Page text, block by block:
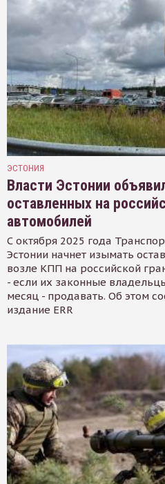
ЭСТОНИЯ
Власти Эстонии
оставленных на
автомобилей
С октября 2025 года
Эстонии начнет изымать
возле КПП на российской
- если их законные
месяц - продавать. Об этом
издание ERR